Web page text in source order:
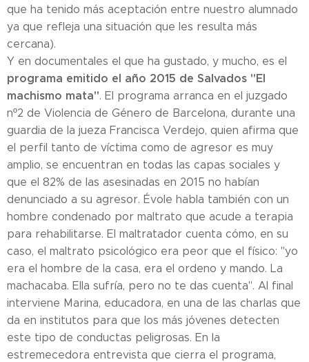
que ha tenido más aceptación entre nuestro alumnado
ya que refleja una situación que les resulta más
cercana).
Y en documentales el que ha gustado, y mucho, es el
programa emitido el año 2015 de Salvados "El
machismo mata". El programa arranca en el juzgado
nº2 de Violencia de Género de Barcelona, durante una
guardia de la jueza Francisca Verdejo, quien afirma que
el perfil tanto de víctima como de agresor es muy
amplio, se encuentran en todas las capas sociales y
que el 82% de las asesinadas en 2015 no habían
denunciado a su agresor. Évole habla también con un
hombre condenado por maltrato que acude a terapia
para rehabilitarse. El maltratador cuenta cómo, en su
caso, el maltrato psicológico era peor que el físico: "yo
era el hombre de la casa, era el ordeno y mando. La
machacaba. Ella sufría, pero no te das cuenta". Al final
interviene Marina, educadora, en una de las charlas que
da en institutos para que los más jóvenes detecten
este tipo de conductas peligrosas. En la
estremecedora entrevista que cierra el programa,